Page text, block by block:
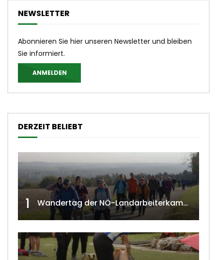
NEWSLETTER
Abonnieren Sie hier unseren Newsletter und bleiben
Sie informiert.
ANMELDEN
DERZEIT BELIEBT
1 Wandertag der NÖ-Landarbeiterkammer in Hollabrunn 2024